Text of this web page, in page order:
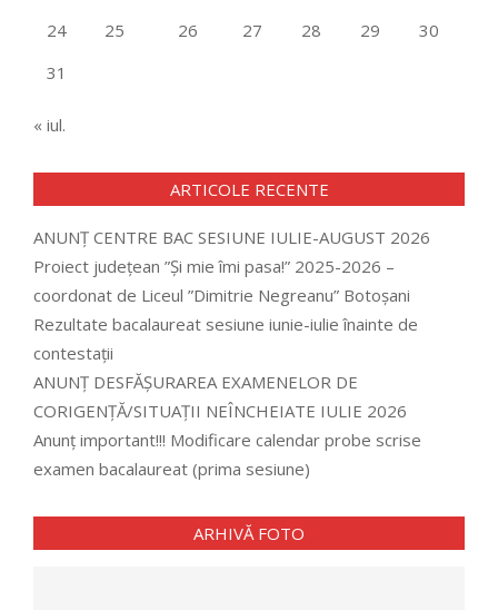
24
25 26 27 28 29
30
31
« iul.
ARTICOLE RECENTE
ANUNȚ CENTRE BAC SESIUNE IULIE-AUGUST 2026
Proiect județean ”Și mie îmi pasa!” 2025-2026 –
coordonat de Liceul ”Dimitrie Negreanu” Botoșani
Rezultate bacalaureat sesiune iunie-iulie înainte de
contestații
ANUNȚ DESFĂȘURAREA EXAMENELOR DE
CORIGENȚĂ/SITUAȚII NEÎNCHEIATE IULIE 2026
Anunț important!!! Modificare calendar probe scrise
examen bacalaureat (prima sesiune)
ARHIVĂ FOTO